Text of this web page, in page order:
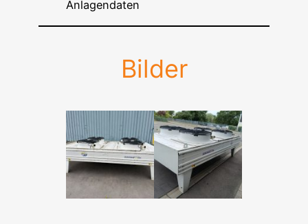
Anlagendaten
Bilder